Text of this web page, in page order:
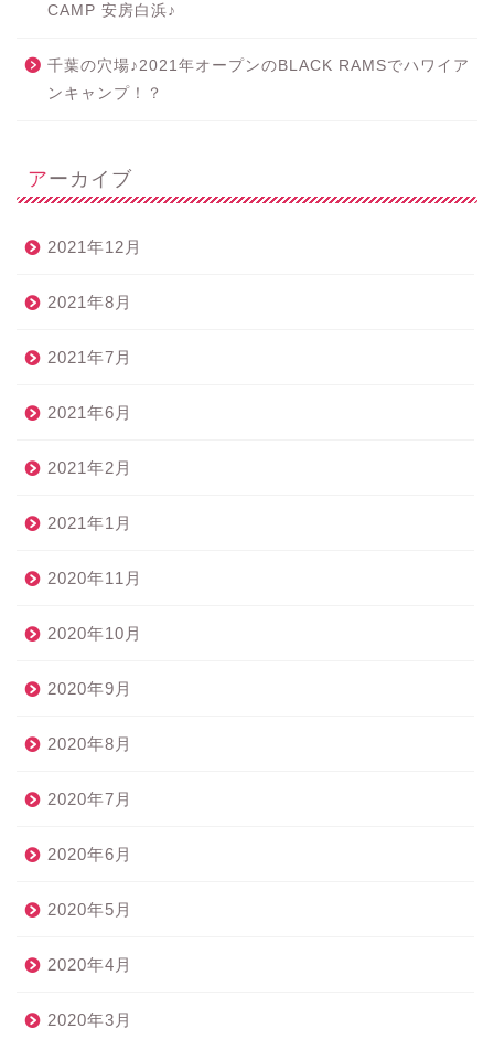
CAMP 安房白浜♪
千葉の穴場♪2021年オープンのBLACK RAMSでハワイア
ンキャンプ！？
アーカイブ
2021年12月
2021年8月
2021年7月
2021年6月
2021年2月
2021年1月
2020年11月
2020年10月
2020年9月
2020年8月
2020年7月
2020年6月
2020年5月
2020年4月
2020年3月